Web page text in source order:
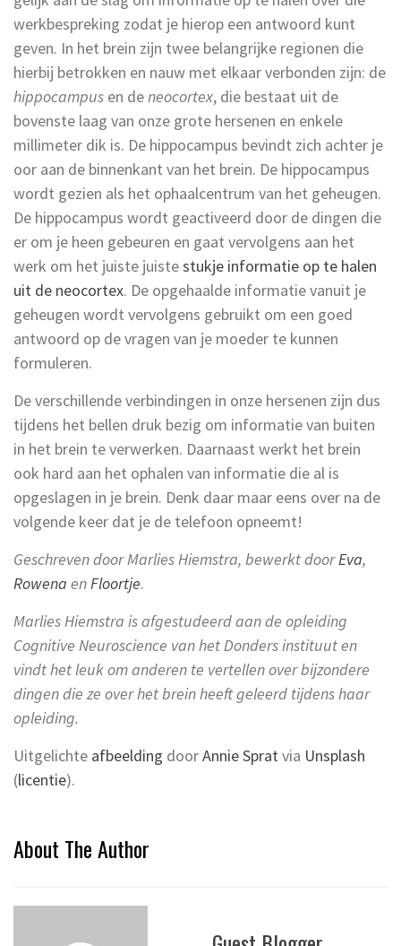
werkbespreking zodat je hierop een antwoord kunt
geven. In het brein zijn twee belangrijke regionen die
hierbij betrokken en nauw met elkaar verbonden zijn: de
hippocampus en deneocortex, die bestaat uit de
bovenste laag van onze grote hersenen en enkele
millimeter dik is. De hippocampus bevindt zich achter je
oor aan de binnenkant van het brein. De hippocampus
wordt gezien als het ophaalcentrum van het geheugen.
De hippocampus wordt geactiveerd door de dingen die
er om je heen gebeuren en gaat vervolgens aan het
werk om het juiste juistestukje informatie op te halen
uit de neocortex. De opgehaalde informatie vanuit je
geheugen wordt vervolgens gebruikt om een goed
antwoord op de vragen van je moeder te kunnen
formuleren.
De verschillende verbindingen in onze hersenen zijn dus
tijdens het bellen druk bezig om informatie van buiten
in het brein te verwerken. Daarnaast werkt het brein
ook hard aan het ophalen van informatie die al is
opgeslagen in je brein. Denk daar maar eens over na de
volgende keer dat je de telefoon opneemt!
Geschreven door Marlies Hiemstra, bewerkt doorEva,
Rowena enFloortje.
Marlies Hiemstra is afgestudeerd aan de opleiding
Cognitive Neuroscience van het Donders instituut en
vindt het leuk om anderen te vertellen over bijzondere
dingen die ze over het brein heeft geleerd tijdens haar
opleiding.
Uitgelichte afbeelding doorAnnie Spratvia Unsplash
(licentie).
About The Author